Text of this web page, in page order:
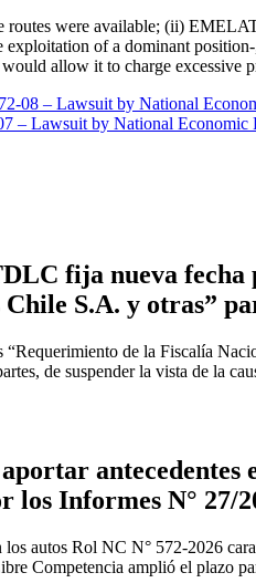
routes were available; (ii)
exploitation of a dominant
allow it to charge excessive
08 – Lawsuit by National
– Lawsuit by National Economic
fija nueva
S.A. y otras”
de la Fiscalía
de suspender la vista de la
antecedentes
los Informes N° 27/
autos Rol NC N° 572-2026
Competencia amplió el plazo